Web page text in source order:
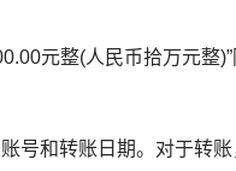
元整(人民币拾万元整)”
号和转账日期。对于转账